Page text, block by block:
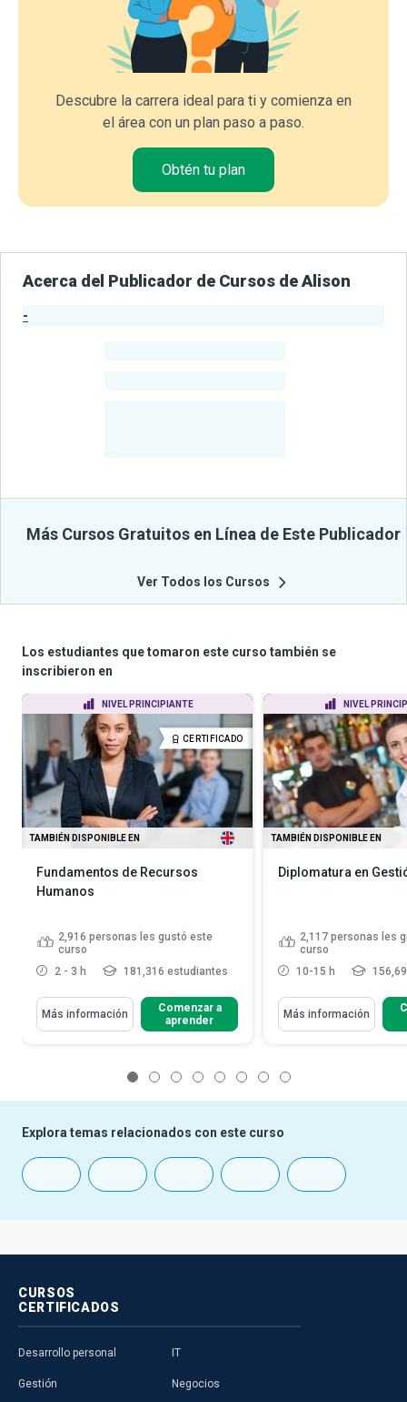
Descubre la carrera ideal para ti y comienza en
el área con un plan paso a paso.
Obtén tu plan
Acerca del Publicador de Cursos de Alison
-
Más Cursos Gratuitos en Línea de Este Publicador
Ver Todos los Cursos
Los estudiantes que tomaron este curso también se
inscribieron en
NIVEL PRINCIPIANTE
CERTIFICADO
TAMBIÉN DISPONIBLE EN
Fundamentos de Recursos
Humanos
2,916 personas les gustó este
curso
2 - 3 h
181,316 estudiantes
Más información
Comenzar a
aprender
NIVEL
TAMBIÉN DISPONIBLE EN
Diplomatura en
2,117 personas les
curso
10-15 h
Más información
Explora temas relacionados con este curso
CURSOS
CERTIFICADOS
Desarrollo personal
Gestión
IT
Negocios